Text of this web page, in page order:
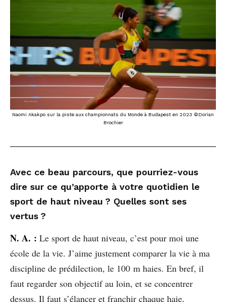
Naomi Akakpo sur la piste aux championnats du Monde à Budapest en 2023 ©Dorian
Brochier
Avec ce beau parcours, que pourriez-vous
dire sur ce qu’apporte à votre quotidien le
sport de haut niveau ? Quelles sont ses
vertus ?
N. A. : Le sport de haut niveau, c’est pour moi une
école de la vie. J’aime justement comparer la vie à ma
discipline de prédilection, le 100 m haies. En bref, il
faut regarder son objectif au loin, et se concentrer
dessus. Il faut s’élancer et franchir chaque haie,